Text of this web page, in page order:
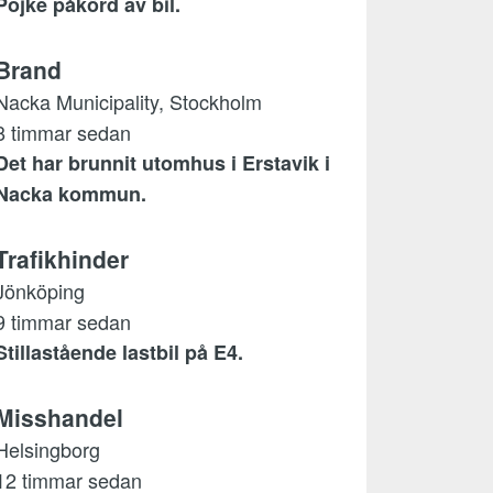
Municipality, Stockholm
timmar sedan
har brunnit utomhus i Erstavik i
kommun.
timmar sedan
lastbil på E4.
timmar sedan